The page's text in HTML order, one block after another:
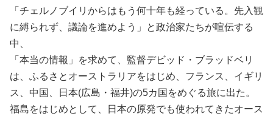
「チェルノブイリからはもう何十年も経っている。先入観
に縛られず、議論を進めよう」と政治家たちが喧伝する
中、
「本当の情報」を求めて、監督デビッド・ブラッドベリ
は、ふるさとオーストラリアをはじめ、フランス、イギリ
ス、中国、日本(広島・福井)の5カ国をめぐる旅に出た。
福島をはじめとして、日本の原発でも使われてきたオース